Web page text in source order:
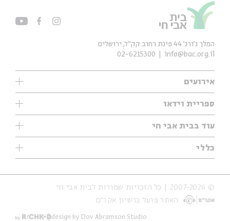
אירועים
עיון
אנגלית
נוער
סדרות
אירועי עבר
אירועים בירושלים
ספריית וידאו
ילדים
מוזיקה
עיון
מיוחדים
עוד בבית אבי חי
תערוכות
מיוחדים
כללי
אודות
הצהרת נגישות
תנאי שימוש והצהרת פרטיות
המלך ג'ורג' 44 פינת רחוב קק״ל, ירושלים
info@bac.org.il
02-6215300
© 2007-2026 | כל הזכויות שמורות לבית אבי חי
האתר פועל ברשיון אקו״ם
design by Dov Abramson Studio